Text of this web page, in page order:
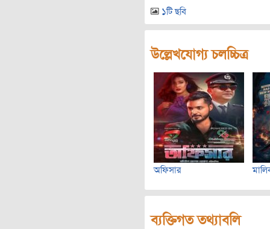
১টি ছবি
উল্লেখযোগ্য চলচ্চিত্র
অফিসার
ব্যক্তিগত তথ্যাবলি